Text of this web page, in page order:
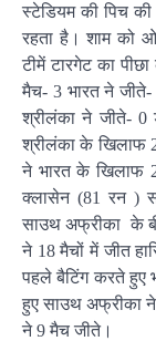
स्टेडियम की पिच की
रहता है। शाम को
टीमें टारगेट का
मैच- 3 भारत ने
श्रीलंका ने जीते- 0
श्रीलंका के खिलाफ
ने भारत के खिलाफ
क्लासेन (81 रन )
साउथ अफ्रीका के
ने 18 मैचों में जीत
पहले बैटिंग करते हुए
हुए साउथ अफ्रीका
ने 9 मैच जीते।